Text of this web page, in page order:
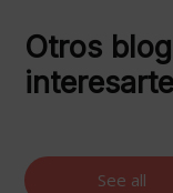
Otros
interesarte
See all